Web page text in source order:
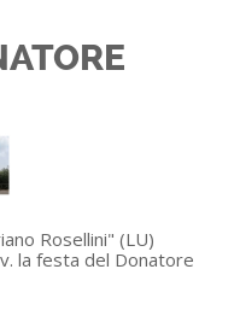
Rosellini" (LU)
la festa del Donatore